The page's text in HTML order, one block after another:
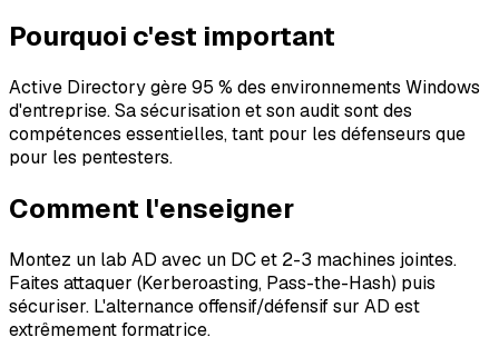
Pourquoi c'est important
Active Directory gère 95 % des environnements Windows
d'entreprise. Sa sécurisation et son audit sont des
compétences essentielles, tant pour les défenseurs que
pour les pentesters.
Comment l'enseigner
Montez un lab AD avec un DC et 2-3 machines jointes.
Faites attaquer (Kerberoasting, Pass-the-Hash) puis
sécuriser. L'alternance offensif/défensif sur AD est
extrêmement formatrice.